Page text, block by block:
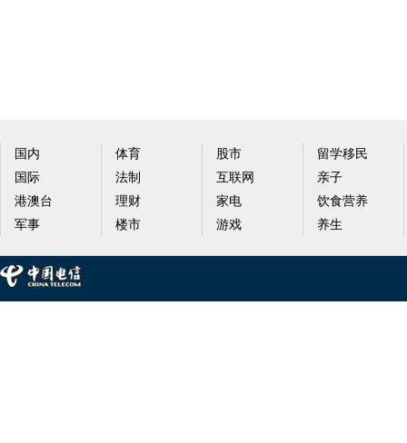
国内
国际
港澳台
军事
体育
法制
理财
楼市
股市
互联网
家电
游戏
留学移民
亲子
饮食营养
养生